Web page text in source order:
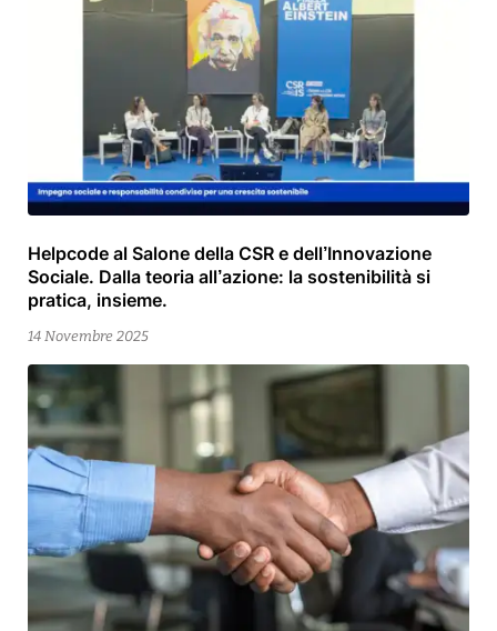
Helpcode al Salone della CSR e dell’Innovazione
Sociale. Dalla teoria all’azione: la sostenibilità si
pratica, insieme.
14 Novembre 2025
17
Novembre
2025